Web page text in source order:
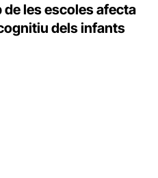
les escoles afecta
dels infants